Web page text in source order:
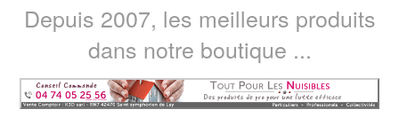
Depuis 2007, les meilleurs produits
dans notre boutique ...